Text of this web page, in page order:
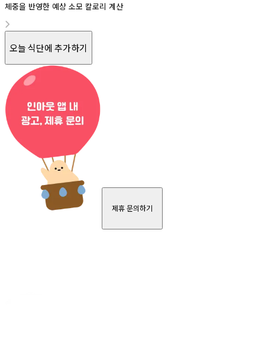
체중을 반영한 예상 소모 칼로리 계산
오늘 식단에 추가하기
제휴 문의하기